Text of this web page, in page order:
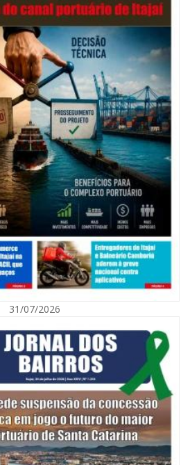
com ações de prevenção de
31/07/2026